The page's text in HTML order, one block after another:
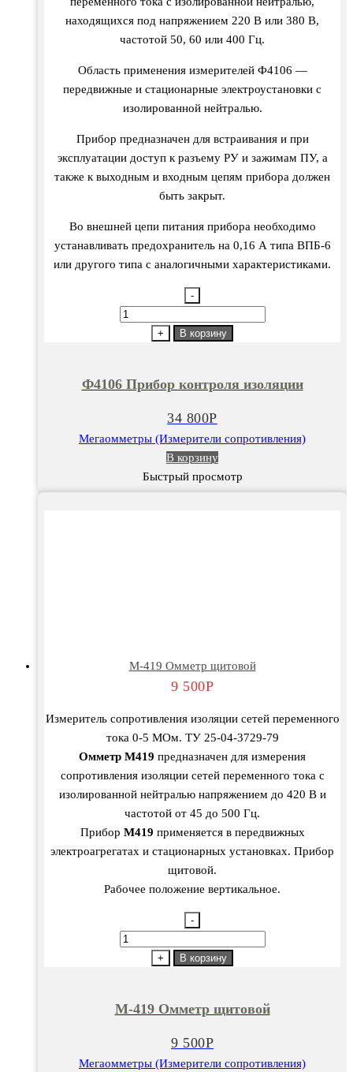
находящихся под напряжением 220 В или 380 В,
частотой 50, 60 или 400 Гц.
Область применения измерителей Ф4106 —
передвижные и стационарные электроустановки с
изолированной нейтралью.
Прибор предназначен для встраивания и при
эксплуатации доступ к разъему РУ и зажимам ПУ, а
также к выходным и входным цепям прибора должен
быть закрыт.
Во внешней цепи питания прибора необходимо
устанавливать предохранитель на 0,16 А типа ВПБ-6
или другого типа с аналогичными характеристиками.
-
Количество
контроля
+ В корзину
Ф4106 Прибор контроля изоляции
34 800Р
Мегаомметры (Измерители сопротивления)
В корзину
Быстрый просмотр
M-419 Омметр щитовой
9 500Р
Измеритель сопротивления изоляции сетей переменного
тока 0-5 МОм. ТУ 25-04-3729-79
Омметр М419 предназначен для измерения
сопротивления изоляции сетей переменного тока с
изолированной нейтралью напряжением до 420 В и
частотой от 45 до 500 Гц.
Прибор М419 применяется в передвижных
электроагрегатах и стационарных установках. Прибор
щитовой.
Рабочее положение вертикальное.
-
Количество
Омметр
+ В корзину
M-419 Омметр щитовой
9 500Р
Мегаомметры (Измерители сопротивления)